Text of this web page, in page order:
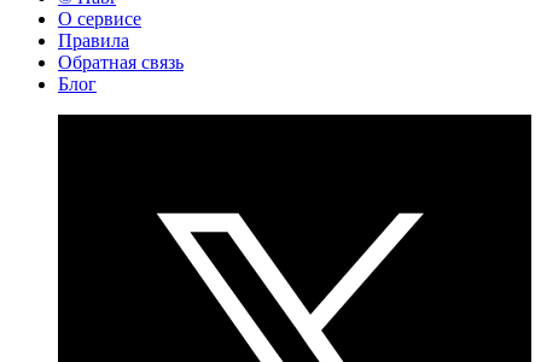
О сервисе
Правила
Обратная связь
Блог